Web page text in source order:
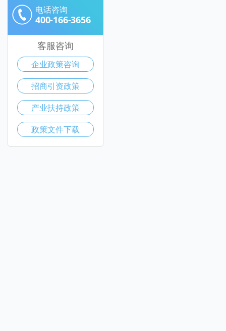
电话咨询
400-166-3656
客服咨询
企业政策咨询
招商引资政策
产业扶持政策
政策文件下载